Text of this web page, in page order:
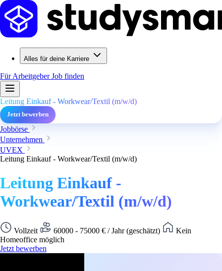
Alles für deine Karriere
Für ArbeitgeberJob finden
Leitung Einkauf - Workwear/Textil (m/w/d)
Jetzt bewerben
Jobbörse
Unternehmen
UVEX
Leitung Einkauf - Workwear/Textil (m/w/d)
Leitung Einkauf -
Workwear/Textil (m/w/d)
Vollzeit 60000 - 75000 € / Jahr (geschätzt)
Kein
Homeoffice möglich
Jetzt bewerben